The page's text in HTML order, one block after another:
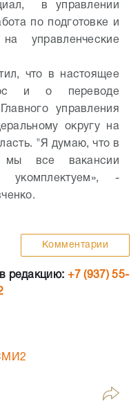
в управлении
по подготовке и
управленческие
что в настоящее
и о переводе
управления
округу на
"Я думаю, что в
мы все вакансии
укомплектуем», -
Комментарии
редакцию: +7 (937) 55-